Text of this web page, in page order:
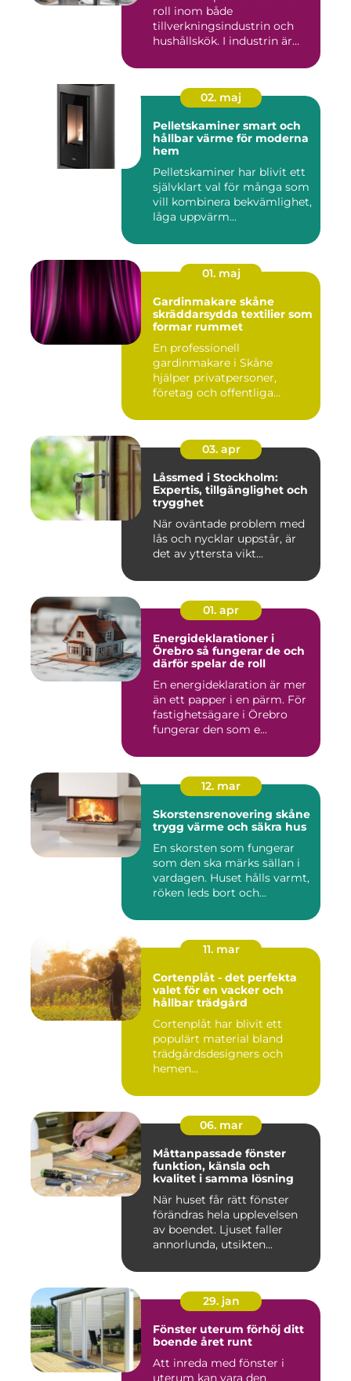
roll inom både
tillverkningsindustrin och
hushållskök. I industrin är
02. maj
Pelletskaminer smart och
hållbar värme för moderna
hem
Pelletskaminer har blivit ett
självklart val för många som
vill kombinera bekvämlighet,
låga uppvärm...
01. maj
Gardinmakare skåne
skräddarsydda textilier som
formar rummet
En professionell
gardinmakare i Skåne
hjälper privatpersoner,
företag och offentliga
03. apr
Låssmed i Stockholm:
Expertis, tillgänglighet och
trygghet
När oväntade problem med
lås och nycklar uppstår, är
det av yttersta vikt...
01. apr
Energideklarationer i
Örebro så fungerar de och
därför spelar de roll
En energideklaration är mer
än ett papper i en pärm. För
fastighetsägare i Örebro
fungerar den som e...
12. mar
Skorstensrenovering skåne
trygg värme och säkra hus
En skorsten som fungerar
som den ska märks sällan i
vardagen. Huset hålls varmt,
röken leds bort och...
11. mar
Cortenplåt - det perfekta
valet för en vacker och
hållbar trädgård
Cortenplåt har blivit ett
populärt material bland
trädgårdsdesigners och
hemen...
06. mar
Måttanpassade fönster
funktion, känsla och
kvalitet i samma lösning
När huset får rätt fönster
förändras hela upplevelsen
av boendet. Ljuset faller
annorlunda, utsikten...
29. jan
Fönster uterum förhöj ditt
boende året runt
Att inreda med fönster i
uterum kan vara den